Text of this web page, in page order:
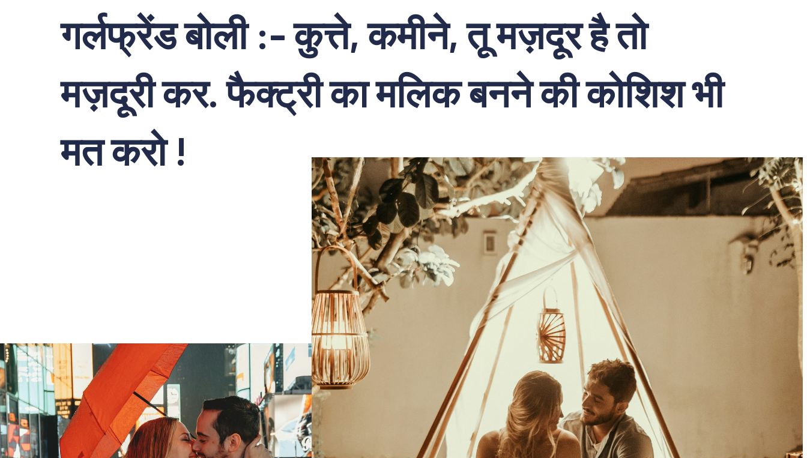
गर्लफ्रेंड बोली :- कुत्ते, कमीने, तू मज़दूर है तो
मज़दूरी कर. फैक्ट्री का मलिक बनने की कोशिश भी
मत करो !